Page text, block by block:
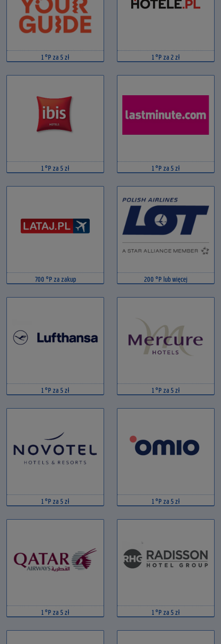
1 °P za 5 zł 1 °P za 2 zł
1 °P za 5 zł 1 °P za 5 zł
700 °P za zakup 200 °P lub więcej
1 °P za 5 zł 1 °P za 5 zł
1 °P za 5 zł 1 °P za 5 zł
1 °P za 5 zł 1 °P za 5 zł